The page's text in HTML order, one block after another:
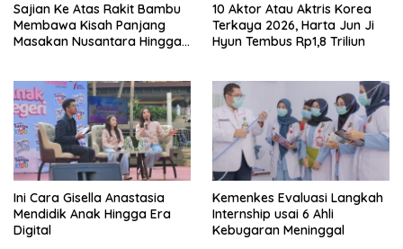
Sajian Ke Atas Rakit Bambu
Membawa Kisah Panjang
Masakan Nusantara Hingga
10 Aktor Atau Aktris Korea
Terkaya 2026, Harta Jun Ji
Hyun Tembus Rp1,8 Triliun
Ini Cara Gisella Anastasia
Mendidik Anak Hingga Era
Digital
Kemenkes Evaluasi Langkah
Internship usai 6 Ahli
Kebugaran Meninggal